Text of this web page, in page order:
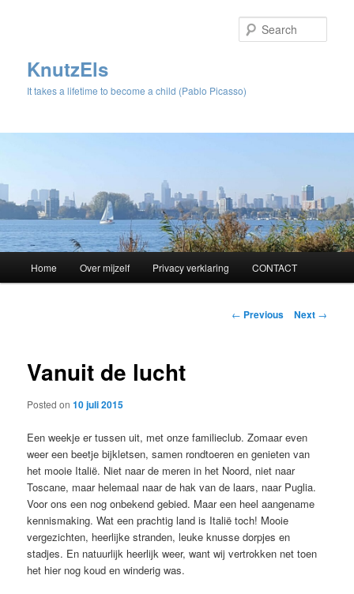
KnutzEls
It takes a lifetime to become a child (Pablo Picasso)
Skip
content
Home Over mijzelf Privacy verklaring CONTACT
Post
← Previous Next →
Vanuit de lucht
Posted on10 juli 2015
Een weekje er tussen uit, met onze familieclub. Zomaar even
weer een beetje bijkletsen, samen rondtoeren en genieten van
het mooie Italië. Niet naar de meren in het Noord, niet naar
Toscane, maar helemaal naar de hak van de laars, naar Puglia.
Voor ons een nog onbekend gebied. Maar een heel aangename
kennismaking. Wat een prachtig land is Italië toch! Mooie
vergezichten, heerlijke stranden, leuke knusse dorpjes en
stadjes. En natuurlijk heerlijk weer, want wij vertrokken net toen
het hier nog koud en winderig was.